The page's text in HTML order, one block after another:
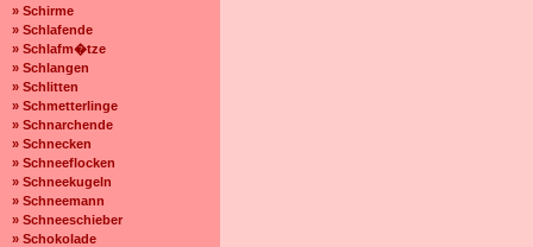
» Schirme
» Schlafende
» Schlafm�tze
» Schlangen
» Schlitten
» Schmetterlinge
» Schnarchende
» Schnecken
» Schneeflocken
» Schneekugeln
» Schneemann
» Schneeschieber
» Schokolade